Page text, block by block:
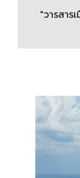
"วารสาร